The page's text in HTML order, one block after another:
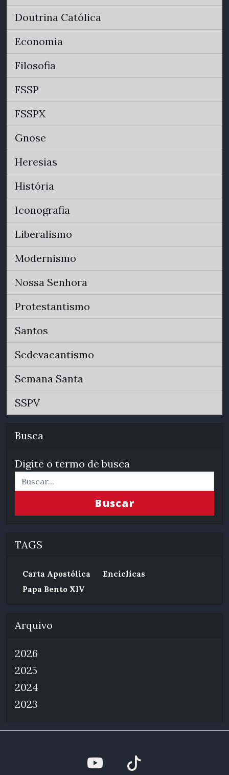
Doutrina Católica
Economia
Filosofia
FSSP
FSSPX
Gnose
Heresias
História
Iconografia
Liberalismo
Modernismo
Nossa Senhora
Protestantismo
Santos
Sedevacantismo
Semana Santa
SSPV
Busca
Digite o termo de busca
Buscar
TAGS
Carta Apostólica
Encíclicas
Papa Bento XIV
Arquivo
2026
2025
2024
2023